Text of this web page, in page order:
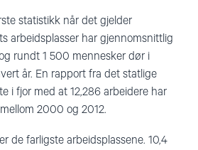
statistikk når det gjelder
arbeidsplasser har gjennomsnittlig
rundt 1 500 mennesker dør i
år. En rapport fra det statlige
i fjor med at 12,286 arbeidere har
2000 og 2012.
de farligste arbeidsplassene. 10,4